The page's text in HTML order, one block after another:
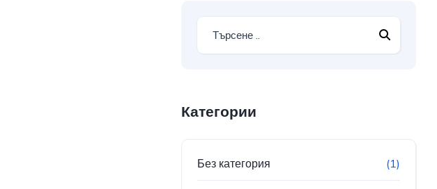
Категории
Без категория (1)